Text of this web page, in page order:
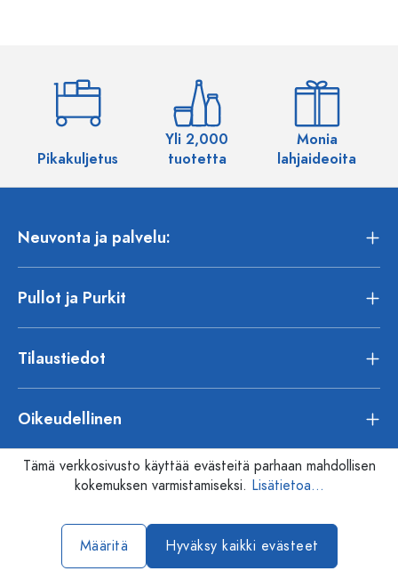
Pikakuljetus
Yli 2,000
tuotetta
Monia
lahjaideoita
Neuvonta ja palvelu:
Pullot ja Purkit
Tilaustiedot
Oikeudellinen
Tämä verkkosivusto käyttää evästeitä parhaan mahdollisen
kokemuksen varmistamiseksi. Lisätietoa...
Määritä Hyväksy kaikki evästeet